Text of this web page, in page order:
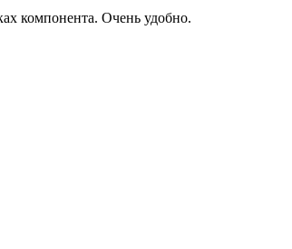
компонента. Очень удобно.